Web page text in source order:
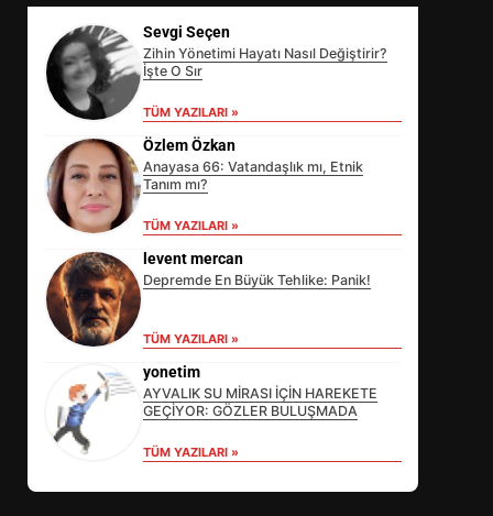
Sevgi Seçen
Zihin Yönetimi Hayatı Nasıl Değiştirir?
İşte O Sır
TÜM YAZILARI »
Özlem Özkan
Anayasa 66: Vatandaşlık mı, Etnik
Tanım mı?
TÜM YAZILARI »
levent mercan
Depremde En Büyük Tehlike: Panik!
TÜM YAZILARI »
yonetim
AYVALIK SU MİRASI İÇİN HAREKETE
GEÇİYOR: GÖZLER BULUŞMADA
TÜM YAZILARI »
YAZA MERHABA KONSERİ
BALIKESİR’DE NEYİ DEĞİŞTİRDİ?